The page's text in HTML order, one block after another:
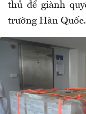
thủ để giành
trường Hàn Quốc.